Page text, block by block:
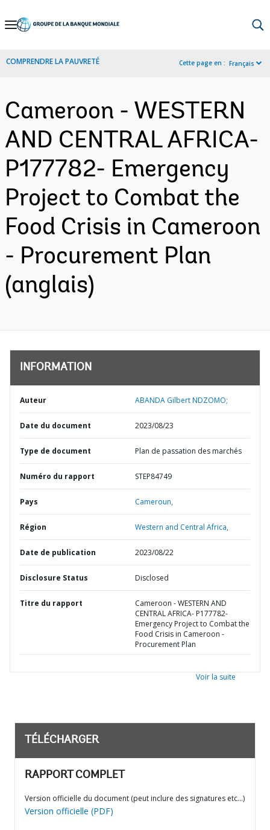
Skip
Navigation
COMPRENDRE LA PAUVRETÉ Cette page en : Français
Cameroon - WESTERN
AND CENTRAL AFRICA-
P177782- Emergency
Project to Combat the
Food Crisis in Cameroon
- Procurement Plan
(anglais)
INFORMATION
Auteur ABANDA Gilbert NDZOMO;
Date du document 2023/08/23
Type de document Plan de passation des marchés
Numéro du rapport STEP84749
Pays Cameroun,
Région Western and Central Africa,
Date de publication 2023/08/22
Disclosure Status Disclosed
Titre du rapport
Cameroon - WESTERN AND
CENTRAL AFRICA- P177782-
Emergency Project to Combat the
Food Crisis in Cameroon -
Procurement Plan
Voir la suite
TÉLÉCHARGER
RAPPORT COMPLET
Version officielle du document (peut inclure des signatures etc…)
Version officielle (PDF)